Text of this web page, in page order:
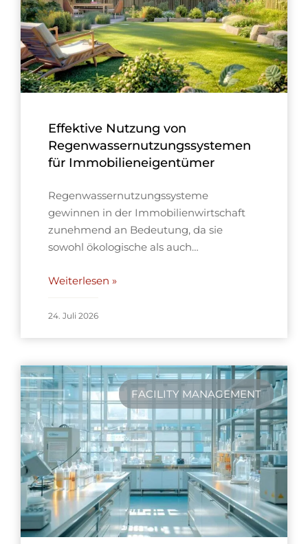
Effektive Nutzung von
Regenwassernutzungssystemen
für Immobilieneigentümer
Regenwassernutzungssysteme
gewinnen in der Immobilienwirtschaft
zunehmend an Bedeutung, da sie
sowohl ökologische als auch…
Weiterlesen »
24. Juli 2026
FACILITY MANAGEMENT